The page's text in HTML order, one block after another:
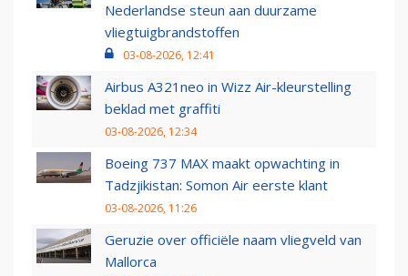
Nederlandse steun aan duurzame
vliegtuigbrandstoffen
03-08-2026, 12:41
Airbus A321neo in Wizz Air-kleurstelling
beklad met graffiti
03-08-2026, 12:34
Boeing 737 MAX maakt opwachting in
Tadzjikistan: Somon Air eerste klant
03-08-2026, 11:26
Geruzie over officiële naam vliegveld van
Mallorca